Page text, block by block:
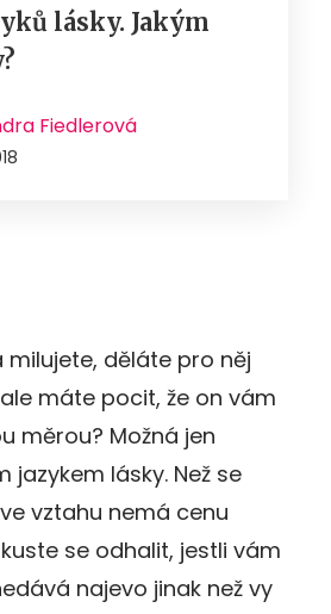
lásky. Jakým
Fiedlerová
milujete, děláte pro něj
máte pocit, že on vám
měrou? Možná jen
jazykem lásky. Než se
vztahu nemá cenu
se odhalit, jestli vám
najevo jinak než vy